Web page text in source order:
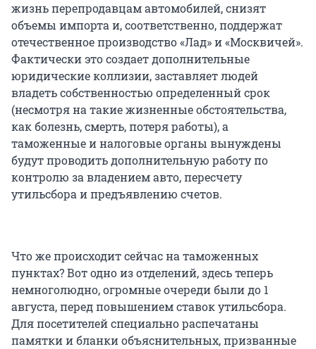
жизнь перепродавцам автомобилей, снизят
объемы импорта и, соответственно, поддержат
отечественное производство «Лад» и «Москвичей».
Фактически это создает дополнительные
юридические коллизии, заставляет людей
владеть собственностью определенный срок
(несмотря на такие жизненные обстоятельства,
как болезнь, смерть, потеря работы), а
таможенные и налоговые органы вынуждены
будут проводить дополнительную работу по
контролю за владением авто, пересчету
утильсбора и предъявлению счетов.
Что же происходит сейчас на таможенных
пунктах? Вот одно из отделений, здесь теперь
немноголюдно, огромные очереди были до 1
августа, перед повышением ставок утильсбора.
Для посетителей специально распечатаны
памятки и бланки объяснительных, призванные